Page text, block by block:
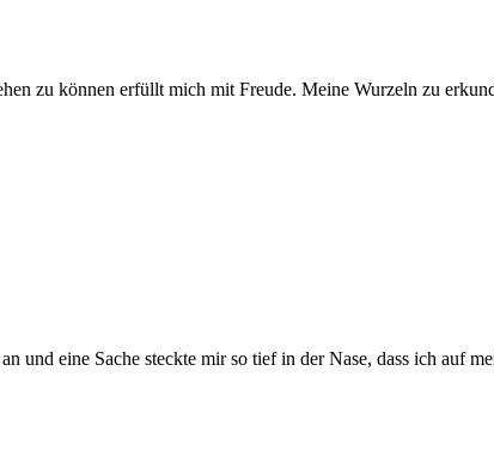
zu können erfüllt mich mit Freude. Meine Wurzeln zu
und eine Sache steckte mir so tief in der Nase, dass ich auf